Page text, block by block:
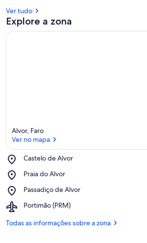
Ver tudo
Explore a zona
Alvor, Faro
Ver no mapa
Castelo de Alvor
Place,
de
Praia do Alvor
Place,
do
Passadiço de Alvor
Place,
de
Portimão (PRM)
Airport,
(PRM)
Todas as informações sobre a zona